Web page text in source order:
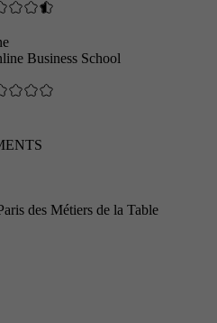
Business School
des Métiers de la Table